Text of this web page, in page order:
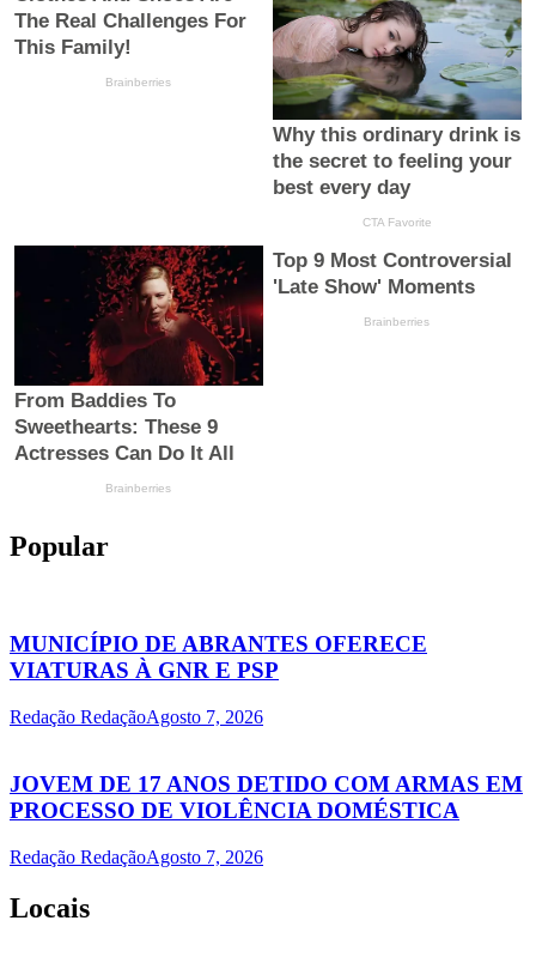
Popular
MUNICÍPIO DE ABRANTES OFERECE
VIATURAS À GNR E PSP
Redação RedaçãoAgosto 7, 2026
JOVEM DE 17 ANOS DETIDO COM ARMAS EM
PROCESSO DE VIOLÊNCIA DOMÉSTICA
Redação RedaçãoAgosto 7, 2026
Locais